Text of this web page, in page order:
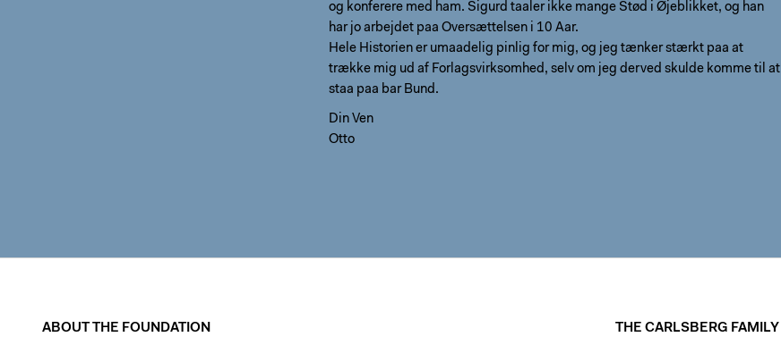
og konferere med ham. Sigurd taaler ikke mange Stød i Øjeblikket, og han
har jo arbejdet paa Oversættelsen i 10 Aar.
Hele Historien er umaadelig pinlig for mig, og jeg tænker stærkt paa at
trække mig ud af Forlagsvirksomhed, selv om jeg derved skulde komme til at
staa paa bar Bund.
Din Ven
Otto
ABOUT THE FOUNDATION THE CARLSBERG FAMILY